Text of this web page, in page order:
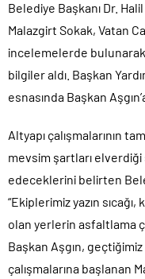
Belediye Başkanı Dr.
Malazgirt Sokak, Vatan
incelemelerde bulunarak
bilgiler aldı. Başkan
esnasında Başkan
Altyapı çalışmalarının
mevsim şartları
edeceklerini belirten
“Ekiplerimiz yazın
olan yerlerin asfaltlama
Başkan Aşgın,
çalışmalarına başlanan